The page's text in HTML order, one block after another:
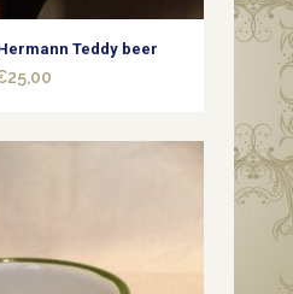
Teddy beer
25,00